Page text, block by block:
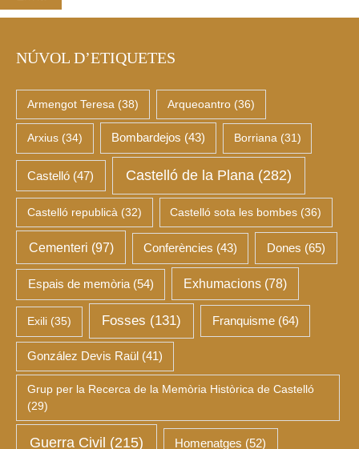
NÚVOL D’ETIQUETES
Armengot Teresa (38) Arqueoantro(36)
Arxius(34) Bombardejos (43) Borriana(31)
Castelló (47) Castelló de la Plana (282)
Castelló republicà (32) Castelló sota les bombes (36)
Cementeri (97) Conferències (43) Dones (65)
Espais de memòria(54) Exhumacions (78)
Exili(35) Fosses (131) Franquisme(64)
González Devis Raül (41)
Grup per la Recerca de la Memòria Històrica de Castelló
(29)
Guerra Civil (215) Homenatges (52)